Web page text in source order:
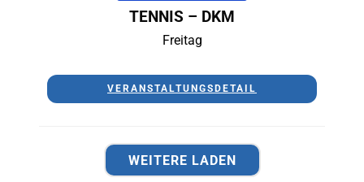
TENNIS – DKM
Freitag
VERANSTALTUNGSDETAIL
WEITERE LADEN